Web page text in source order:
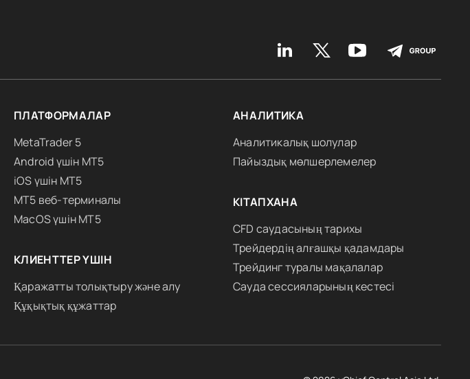
ПЛАТФОРМАЛАР
MetaTrader 5
Android үшін MT5
iOS үшін MT5
MT5 веб-терминалы
MacOS үшін MT5
КЛИЕНТТЕР ҮШІН
Қаражатты толықтыру және алу
Құқықтық құжаттар
АНАЛИТИКА
Аналитикалық шолулар
Пайыздық мөлшерлемелер
КІТАПХАНА
CFD саудасының тарихы
Трейдердің алғашқы қадамдары
Трейдинг туралы мақалалар
Сауда сессияларының кестесі